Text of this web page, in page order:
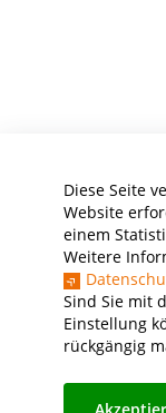
Diese Seite
Website
einem
Weitere
Sind Sie mit
Einstellung
rückgängig